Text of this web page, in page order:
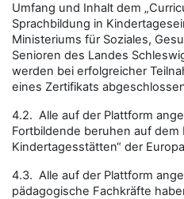
Umfang und Inhalt dem
Sprachbildung in
Ministeriums für Soziales,
Senioren des Landes
werden bei erfolgreicher
eines Zertifikats
4.2. Alle auf der Plattform
Fortbildende beruhen auf dem
Kindertagesstätten“ der
4.3. Alle auf der Plattform
pädagogische Fachkräfte